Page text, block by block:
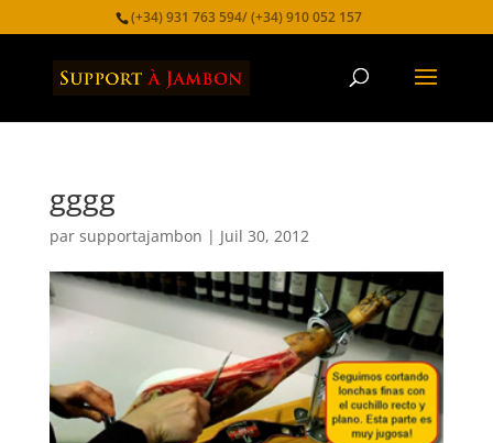
(+34) 931 763 594/ (+34) 910 052 157
gggg
par supportajambon | Juil 30, 2012